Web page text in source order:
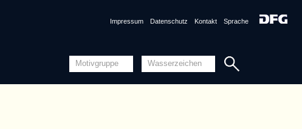
Impressum Datenschutz Kontakt Sprache